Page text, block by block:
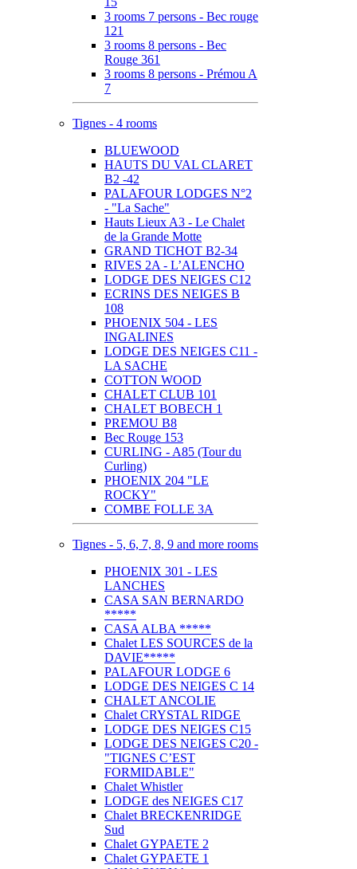
3 rooms 7 persons - Bec rouge
121
3 rooms 8 persons - Bec
Rouge 361
3 rooms 8 persons - Prémou A
7
Tignes - 4 rooms
BLUEWOOD
HAUTS DU VAL CLARET
B2 -42
PALAFOUR LODGES N°2
- "La Sache"
Hauts Lieux A3 - Le Chalet
de la Grande Motte
GRAND TICHOT B2-34
RIVES 2A - L’ALENCHO
LODGE DES NEIGES C12
ECRINS DES NEIGES B
108
PHOENIX 504 - LES
INGALINES
LODGE DES NEIGES C11 -
LA SACHE
COTTON WOOD
CHALET CLUB 101
CHALET BOBECH 1
PREMOU B8
Bec Rouge 153
CURLING - A85 (Tour du
Curling)
PHOENIX 204 "LE
ROCKY"
COMBE FOLLE 3A
Tignes - 5, 6, 7, 8, 9 and more rooms
PHOENIX 301 - LES
LANCHES
CASA SAN BERNARDO
*****
CASA ALBA *****
Chalet LES SOURCES de la
DAVIE*****
PALAFOUR LODGE 6
LODGE DES NEIGES C 14
CHALET ANCOLIE
Chalet CRYSTAL RIDGE
LODGE DES NEIGES C15
LODGE DES NEIGES C20 -
"TIGNES C’EST
FORMIDABLE"
Chalet Whistler
LODGE des NEIGES C17
Chalet BRECKENRIDGE
Sud
Chalet GYPAETE 2
Chalet GYPAETE 1